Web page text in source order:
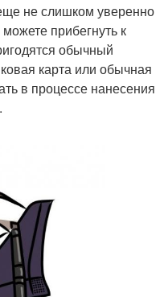
не слишком уверенно
прибегнуть к
обычный
карта или обычная
в процессе нанесения